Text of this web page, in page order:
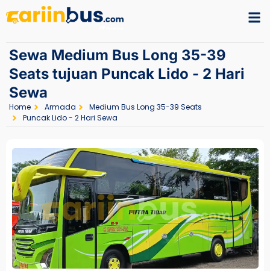
Sewa Medium Bus Long 35-39
Seats tujuan Puncak Lido - 2 Hari
Sewa
Home Armada
Medium Bus Long 35-39 Seats
Puncak Lido - 2 Hari Sewa